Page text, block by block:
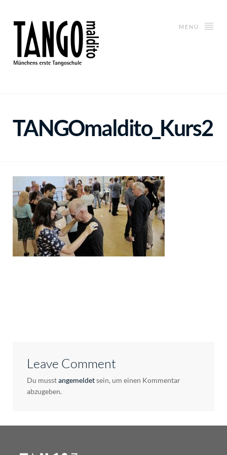
MENÜ
TANGOmaldito_Kurs2
Leave Comment
Du musstangemeldetsein, um einen Kommentar
abzugeben.